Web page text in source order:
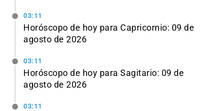
03:11
Horóscopo de hoy para Capricornio: 09 de
agosto de 2026
03:11
Horóscopo de hoy para Sagitario: 09 de
agosto de 2026
03:11